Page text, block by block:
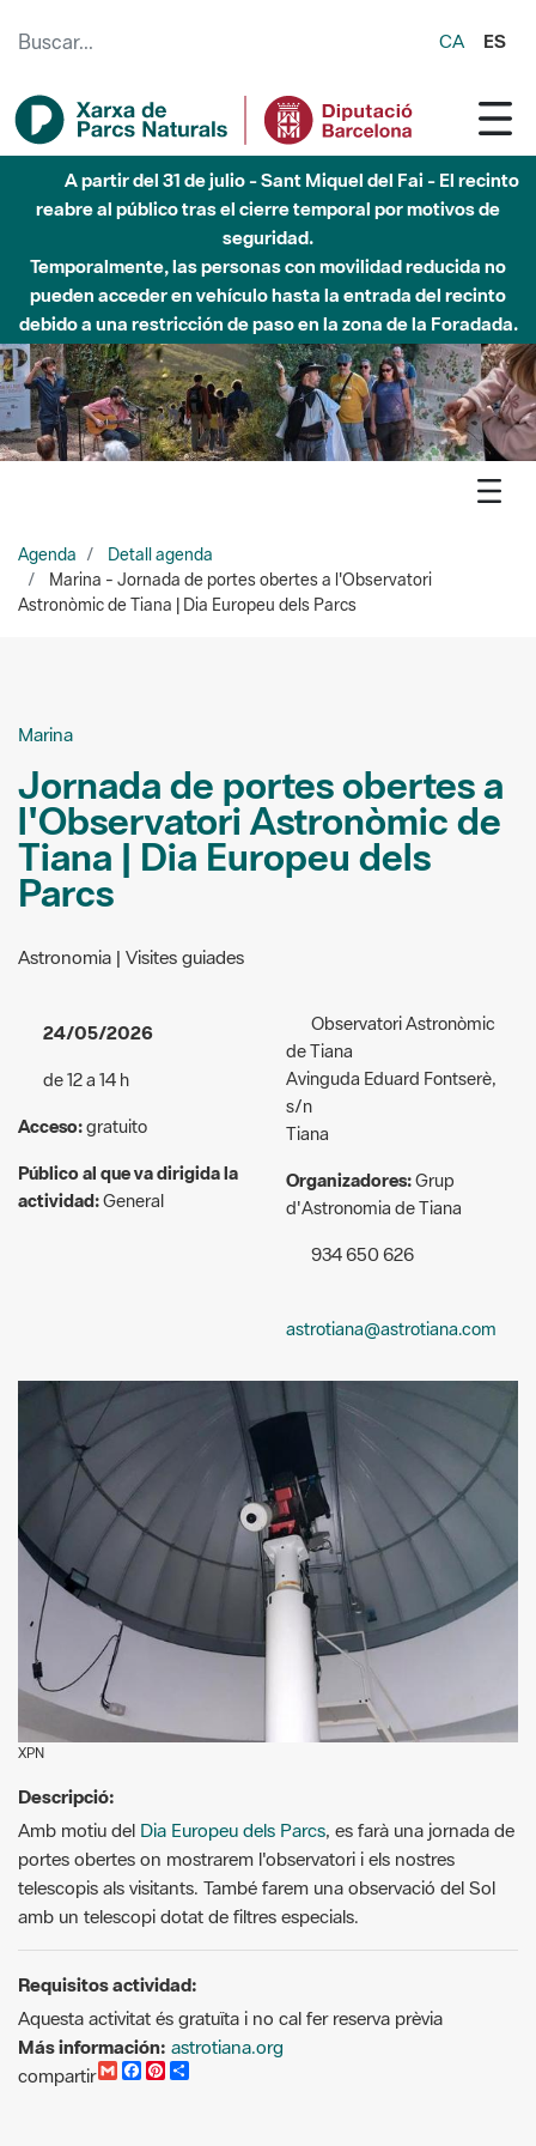
CA ES
A partir del 31 de julio - Sant Miquel del Fai - El recinto
reabre al público tras el cierre temporal por motivos de
seguridad.
Temporalmente, las personas con movilidad reducida no
pueden acceder en vehículo hasta la entrada del recinto
debido a una restricción de paso en la zona de la Foradada.
Agenda
Detall agenda
Marina - Jornada de portes obertes a l'Observatori
Astronòmic de Tiana | Dia Europeu dels Parcs
Marina
Jornada de portes obertes a
l'Observatori Astronòmic de
Tiana | Dia Europeu dels
Parcs
Astronomia | Visites guiades
24/05/2026
de 12 a 14 h
Acceso:gratuito
Público al que va dirigida la
actividad:General
Observatori Astronòmic
de Tiana
Avinguda Eduard Fontserè,
s/n
Tiana
Organizadores:Grup
d'Astronomia de Tiana
934 650 626
astrotiana@astrotiana.com
XPN
Descripció:
Amb motiu del Dia Europeu dels Parcs, es farà una jornada de
portes obertes on mostrarem l'observatori i els nostres
telescopis als visitants. També farem una observació del Sol
amb un telescopi dotat de filtres especials.
Requisitos actividad:
Aquesta activitat és gratuïta i no cal fer reserva prèvia
Más información: astrotiana.org
compartir
G
F
P